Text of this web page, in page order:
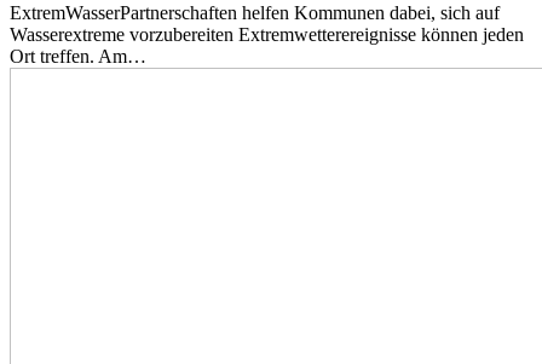
ExtremWasserPartnerschaften helfen Kommunen dabei, sich auf
Wasserextreme vorzubereiten Extremwetterereignisse können jeden
Ort treffen. Am…